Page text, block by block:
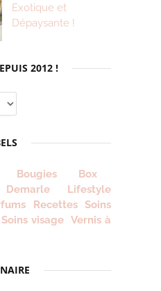
Exotique et
Dépaysante !
2012 !
Bougies
Box
Demarle
Lifestyle
Recettes Soins
Soins visage Vernis à